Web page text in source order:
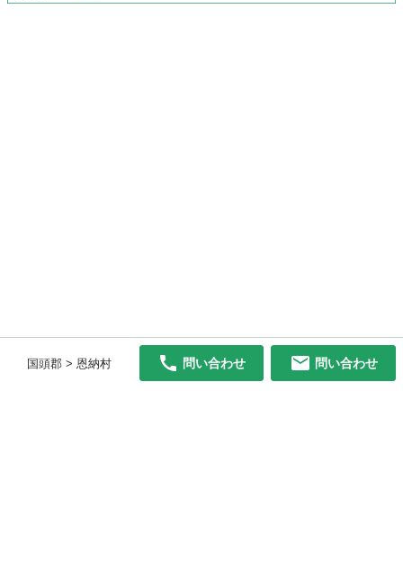
国頭郡 > 恩納村 問い合わせ 問い合わせ